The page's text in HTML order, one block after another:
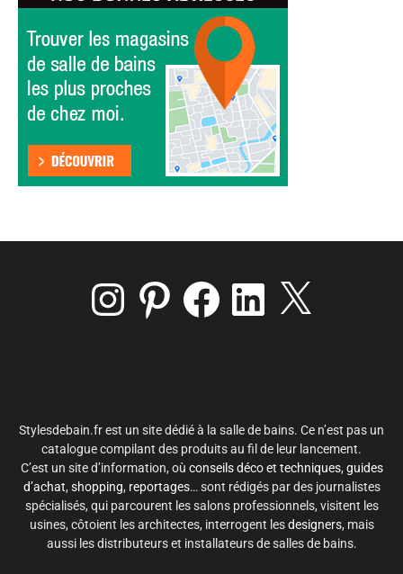
InstagramPinterest FacebookLinkedIn
Stylesdebain.fr est un site dédié à la salle de bains. Ce n’est pas un
catalogue compilant des produits au fil de leur lancement.
C’est un site d’information, où conseils déco et techniques, guides
d’achat, shopping, reportages… sont rédigés par des journalistes
spécialisés, qui parcourent les salons professionnels, visitent les
usines, côtoient les architectes, interrogent lesdesigners, mais
aussi les distributeurs et installateurs de salles de bains.